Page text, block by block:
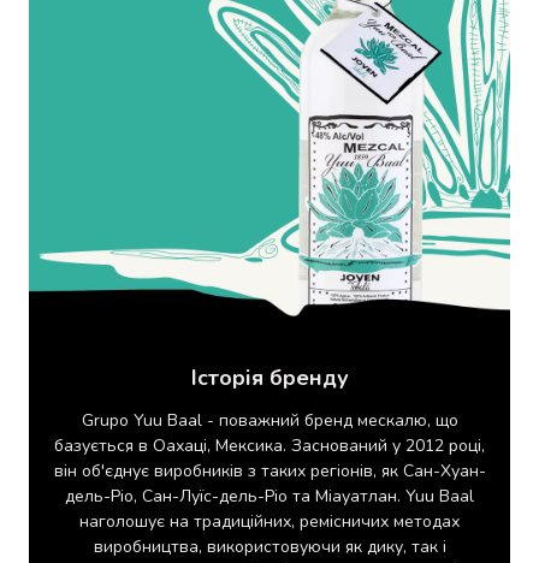
консерви
Овочева
консервація
маслини
Паштети
гриби
Мед
Варення
Соуси
і
маринади
Соуси
Майонез
Історія бренду
Grupo Yuu Baal - поважний бренд мескалю, що
базується в Оахаці, Мексика. Заснований у 2012 році,
він об'єднує виробників з таких регіонів, як Сан-Хуан-
дель-Ріо, Сан-Луїс-дель-Ріо та Міауатлан. Yuu Baal
наголошує на традиційних, ремісничих методах
виробництва, використовуючи як дику, так і